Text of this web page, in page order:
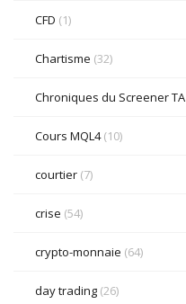
CFD (1)
Chartisme (32)
Chroniques du Screener TA
Cours MQL4(10)
courtier (7)
crise (54)
crypto-monnaie (64)
day trading (26)